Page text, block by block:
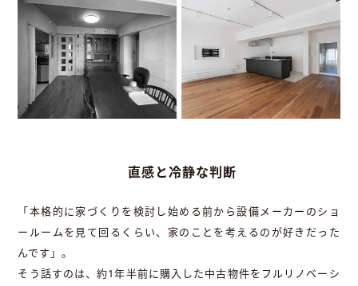
直感と冷静な判断
「本格的に家づくりを検討し始める前から設備メーカーのショ
ールームを見て回るくらい、家のことを考えるのが好きだった
んです」。
そう話すのは、約1年半前に購入した中古物件をフルリノベーシ